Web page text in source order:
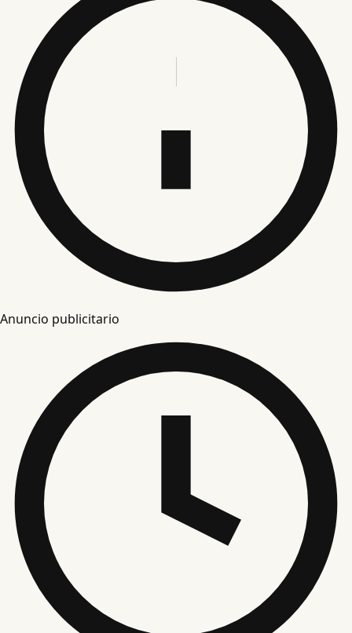
Anuncio publicitario